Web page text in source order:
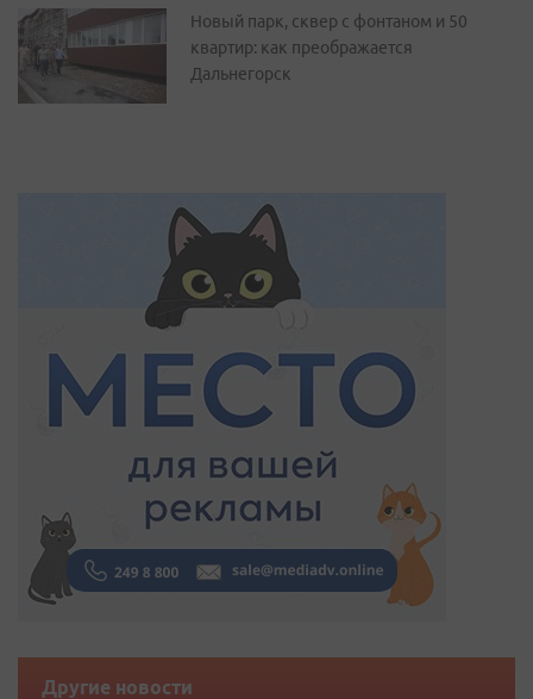
Новый парк, сквер с фонтаном и 50
квартир: как преображается
Дальнегорск
Другие новости